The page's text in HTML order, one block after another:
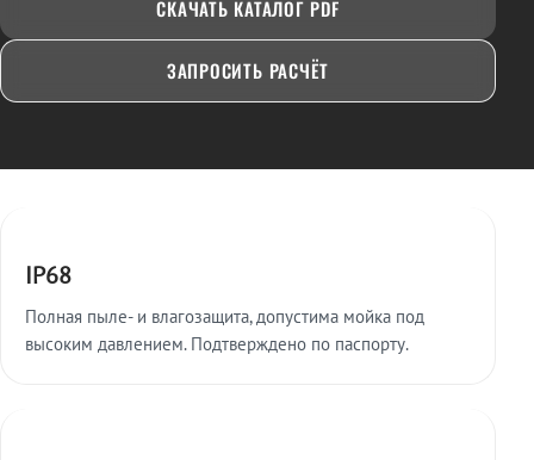
СКАЧАТЬ КАТАЛОГ PDF
ЗАПРОСИТЬ РАСЧЁТ
IP68
Полная пыле- и влагозащита, допустима мойка под
высоким давлением. Подтверждено по паспорту.